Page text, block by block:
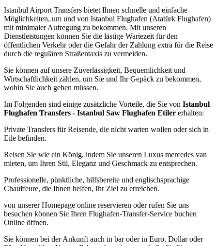
Istanbul Airport Transfers bietet Ihnen schnelle und einfache
Möglichkeiten, um und von Istanbul Flughafen (Atatürk Flughafen)
mit minimaler Aufregung zu bekommen. Mit unseren
Dienstleistungen können Sie die lästige Wartezeit für den
öffentlichen Verkehr oder die Gefahr der Zahlung extra für die Reise
durch die regulären Straßentaxis zu vermeiden.
Sie können auf unsere Zuverlässigkeit, Bequemlichkeit und
Wirtschaftlichkeit zählen, um Sie und Ihr Gepäck zu bekommen,
wohin Sie auch gehen müssen.
Im Folgenden sind einige zusätzliche Vorteile, die Sie von Istanbul
Flughafen Transfers - Istanbul Saw Flughafen Etiler erhalten:
Private Transfers für Reisende, die nicht warten wollen oder sich in
Eile befinden.
Reisen Sie wie ein König, indem Sie unseren Luxus mercedes van
mieten, um Ihren Stil, Eleganz und Geschmack zu entsprechen.
Professionelle, pünktliche, hilfsbereite und englischsprachige
Chauffeure, die Ihnen helfen, Ihr Ziel zu erreichen.
von unserer Homepage online reservieren oder rufen Sie uns
besuchen können Sie Ihren Flughafen-Transfer-Service buchen
Online öffnen.
Sie können bei der Ankunft auch in bar oder in Euro, Dollar oder